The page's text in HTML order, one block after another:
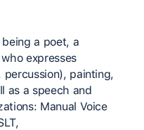
a poet, a
expresses
painting,
as a speech and
Manual Voice